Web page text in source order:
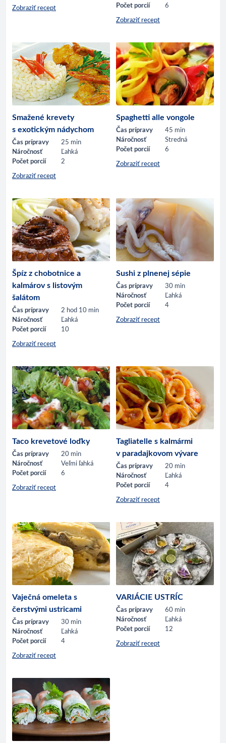
Zobraziť recept
Počet porcií
6
Zobraziť recept
Smažené krevety
s exotickým nádychom
Čas prípravy
25 min
Náročnosť
Ľahká
Počet porcií
2
Zobraziť recept
Spaghetti alle vongole
Čas prípravy
45 min
Náročnosť
Stredná
Počet porcií
6
Zobraziť recept
Špíz z chobotnice a
kalmárov s listovým
šalátom
Čas prípravy
2 hod 10 min
Náročnosť
Ľahká
Počet porcií
10
Zobraziť recept
Sushi z plnenej sépie
Čas prípravy
30 min
Náročnosť
Ľahká
Počet porcií
4
Zobraziť recept
Taco krevetové loďky
Čas prípravy
20 min
Náročnosť
Veľmi ľahká
Počet porcií
6
Zobraziť recept
Tagliatelle s kalmármi
v paradajkovom vývare
Čas prípravy
20 min
Náročnosť
Ľahká
Počet porcií
4
Zobraziť recept
Vaječná omeleta s
čerstvými ustricami
Čas prípravy
30 min
Náročnosť
Ľahká
Počet porcií
4
Zobraziť recept
VARIÁCIE USTRÍC
Čas prípravy
60 min
Náročnosť
Ľahká
Počet porcií
12
Zobraziť recept